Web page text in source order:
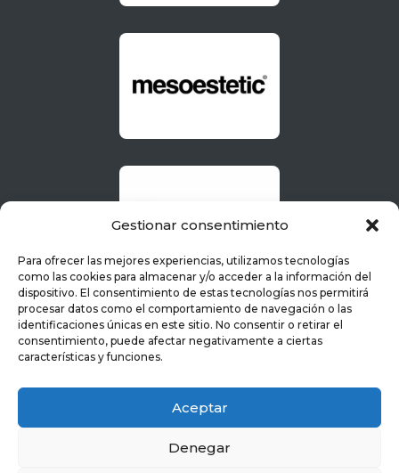
Gestionar consentimiento
Para ofrecer las mejores experiencias, utilizamos tecnologías
como las cookies para almacenar y/o acceder a la información del
dispositivo. El consentimiento de estas tecnologías nos permitirá
procesar datos como el comportamiento de navegación o las
identificaciones únicas en este sitio. No consentir o retirar el
consentimiento, puede afectar negativamente a ciertas
características y funciones.
Aceptar
Denegar